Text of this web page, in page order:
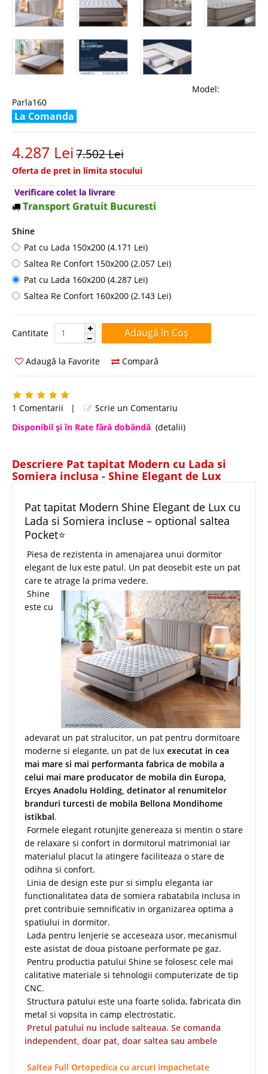
Model:
Parla160
La Comanda
4.287 Lei7.502 Lei
Oferta de pret in limita stocului
Verificare colet la livrare
Transport Gratuit Bucuresti
Shine
Pat cu Lada 150x200 (4.171 Lei)
Saltea Re Confort 150x200 (2.057 Lei)
Pat cu Lada 160x200 (4.287 Lei)
Saltea Re Confort 160x200 (2.143 Lei)
Cantitate Cantitate:
Adaugă la Favorite Compară
1 Comentarii |
Scrie un Comentariu
Disponibil şi în Rate fără dobândă (detalii)
Descriere Pat tapitat Modern cu Lada si
Somiera inclusa - Shine Elegant de Lux
Pat tapitat Modern Shine Elegant de Lux cu
Lada si Somiera incluse – optional saltea
Pocket⭐
Piesa de rezistenta in amenajarea unui dormitor
elegant de lux este patul. Un pat deosebit este un pat
care te atrage la prima vedere.
Shine
este cu
adevarat un pat stralucitor, un pat pentru dormitoare
moderne si elegante, un pat de lux executat in cea
mai mare si mai performanta fabrica de mobila a
celui mai mare producator de mobila din Europa,
Ercyes Anadolu Holding, detinator al renumitelor
branduri turcesti de mobila Bellona Mondihome
istikbal.
Formele elegant rotunjite genereaza si mentin o stare
de relaxare si confort in dormitorul matrimonial iar
materialul placut la atingere faciliteaza o stare de
odihna si confort.
Linia de design este pur si simplu eleganta iar
functionalitatea data de somiera rabatabila inclusa in
pret contribuie semnificativ in organizarea optima a
spatiului in dormitor.
Lada pentru lenjerie se acceseaza usor, mecanismul
este asistat de doua pistoane performate pe gaz.
Pentru productia patului Shine se folosesc cele mai
calitative materiale si tehnologii computerizate de tip
CNC.
Structura patului este una foarte solida, fabricata din
metal si vopsita in camp electrostatic.
Pretul patului nu include salteaua. Se comanda
independent, doar pat, doar saltea sau ambele
Saltea Full Ortopedica cu arcuri impachetate